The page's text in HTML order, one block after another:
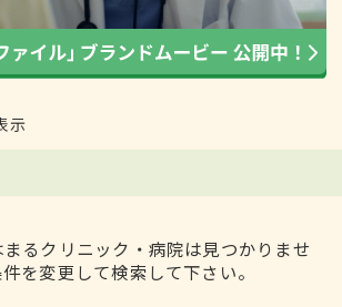
示
るクリニック・病院は見つかりませ
を変更して検索して下さい。